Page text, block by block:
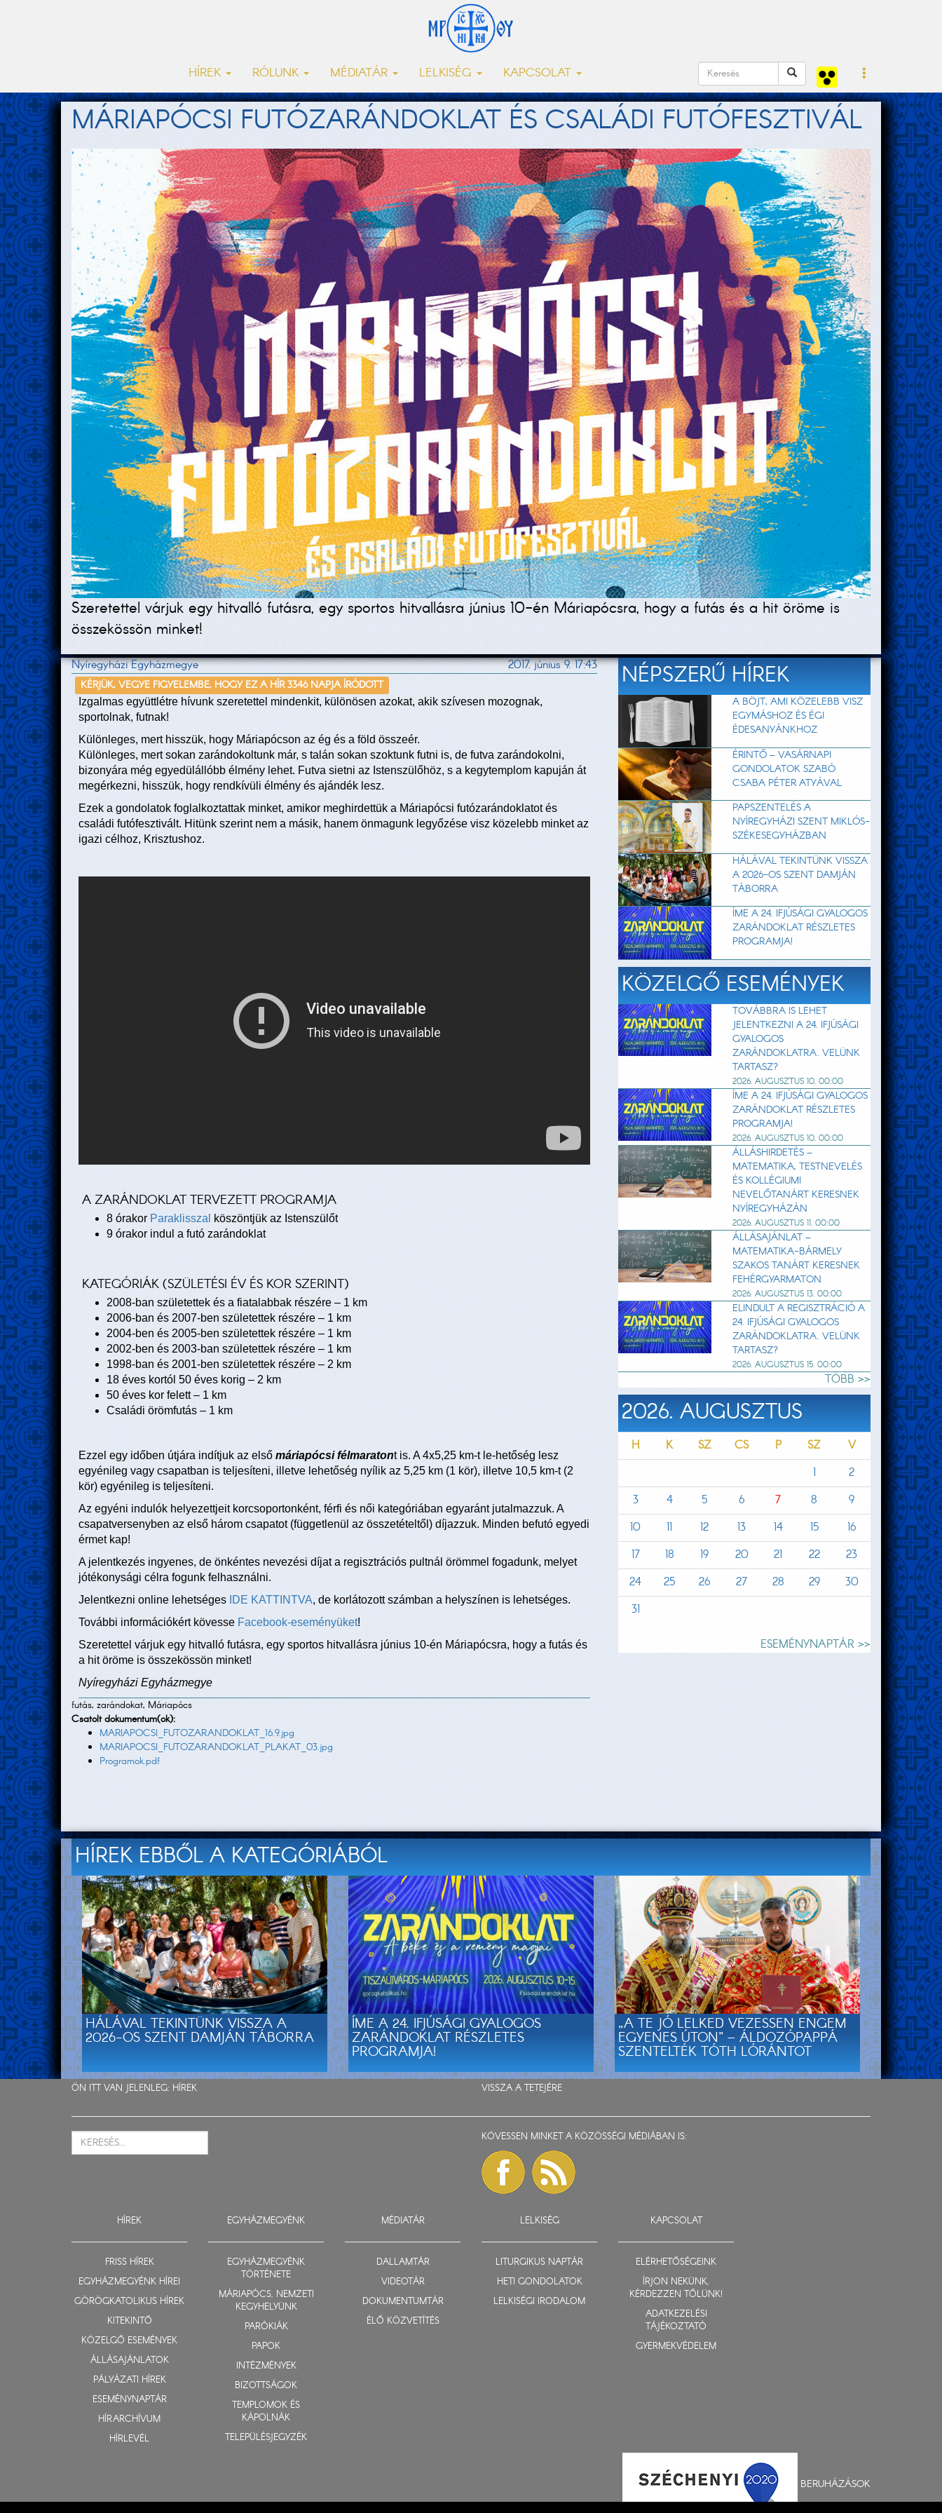
HÍREK RÓLUNK MÉDIATÁR LELKISÉG KAPCSOLAT
MÁRIAPÓCSI FUTÓZARÁNDOKLAT ÉS CSALÁDI FUTÓFESZTIVÁL
Szeretettel várjuk egy hitvalló futásra, egy sportos hitvallásra június 10-én Máriapócsra, hogy a futás és a hit öröme is
összekössön minket!
Nyíregyházi Egyházmegye 2017. június 9. 17:43
KÉRJÜK, VEGYE FIGYELEMBE, HOGY EZ A HÍR 3346 NAPJA ÍRÓDOTT
Izgalmas együttlétre hívunk szeretettel mindenkit, különösen azokat, akik szívesen mozognak,
sportolnak, futnak!
Különleges, mert hisszük, hogy Máriapócson az ég és a föld összeér.
Különleges, mert sokan zarándokoltunk már, s talán sokan szoktunk futni is, de futva zarándokolni,
bizonyára még egyedülállóbb élmény lehet. Futva sietni az Istenszülőhöz, s a kegytemplom kapuján át
megérkezni, hisszük, hogy rendkívüli élmény és ajándék lesz.
Ezek a gondolatok foglalkoztattak minket, amikor meghirdettük a Máriapócsi futózarándoklatot és
családi futófesztivált. Hitünk szerint nem a másik, hanem önmagunk legyőzése visz közelebb minket az
igazi célhoz, Krisztushoz.
A ZARÁNDOKLAT TERVEZETT PROGRAMJA
8 órakor Paraklisszal
köszöntjük az Istenszülőt
9 órakor indul a futó zarándoklat
KATEGÓRIÁK (SZÜLETÉSI ÉV ÉS KOR SZERINT)
2008-ban születettek és a fiatalabbak részére – 1 km
2006-ban és 2007-ben születettek részére – 1 km
2004-ben és 2005-ben születettek részére – 1 km
2002-ben és 2003-ban születettek részére – 1 km
1998-ban és 2001-ben születettek részére – 2 km
18 éves kortól 50 éves korig – 2 km
50 éves kor felett – 1 km
Családi örömfutás – 1 km
Ezzel egy időben útjára indítjuk az első máriapócsi félmaratont is. A 4x5,25 km-t le-hetőség lesz
egyénileg vagy csapatban is teljesíteni, illetve lehetőség nyílik az 5,25 km (1 kör), illetve 10,5 km-t (2
kör) egyénileg is teljesíteni.
Az egyéni indulók helyezettjeit korcsoportonként, férfi és női kategóriában egyaránt jutalmazzuk. A
csapatversenyben az első három csapatot (függetlenül az összetételtől) díjazzuk. Minden befutó egyedi
érmet kap!
A jelentkezés ingyenes, de önkéntes nevezési díjat a regisztrációs pultnál örömmel fogadunk, melyet
jótékonysági célra fogunk felhasználni.
Jelentkezni online lehetséges IDE KATTINTVA, de korlátozott számban a helyszínen is lehetséges.
További információkért kövesse Facebook-eseményüket!
Szeretettel várjuk egy hitvalló futásra, egy sportos hitvallásra június 10-én Máriapócsra, hogy a futás és
a hit öröme is összekössön minket!
Nyíregyházi Egyházmegye
futás, zarándokat, Máriapócs
Csatolt dokumentum(ok):
MARIAPOCSI_FUTOZARANDOKLAT_16.9.jpg
MARIAPOCSI_FUTOZARANDOKLAT_PLAKAT_03.jpg
Programok.pdf
NÉPSZERŰ HÍREK
A BÖJT, AMI KÖZELEBB VISZ
EGYMÁSHOZ ÉS ÉGI
ÉDESANYÁNKHOZ
ÉRINTŐ – VASÁRNAPI
GONDOLATOK SZABÓ
CSABA PÉTER ATYÁVAL
PAPSZENTELÉS A
NYÍREGYHÁZI SZENT MIKLÓS-
SZÉKESEGYHÁZBAN
HÁLÁVAL TEKINTÜNK VISSZA
A 2026-OS SZENT DAMJÁN
TÁBORRA
ÍME A 24. IFJÚSÁGI GYALOGOS
ZARÁNDOKLAT RÉSZLETES
PROGRAMJA!
KÖZELGŐ ESEMÉNYEK
TOVÁBBRA IS LEHET
JELENTKEZNI A 24. IFJÚSÁGI
GYALOGOS
ZARÁNDOKLATRA. VELÜNK
TARTASZ?
2026. AUGUSZTUS 10. 00:00
ÍME A 24. IFJÚSÁGI GYALOGOS
ZARÁNDOKLAT RÉSZLETES
PROGRAMJA!
2026. AUGUSZTUS 10. 00:00
ÁLLÁSHIRDETÉS –
MATEMATIKA, TESTNEVELÉS
ÉS KOLLÉGIUMI
NEVELŐTANÁRT KERESNEK
NYÍREGYHÁZÁN
2026. AUGUSZTUS 11. 00:00
ÁLLÁSAJÁNLAT –
MATEMATIKA-BÁRMELY
SZAKOS TANÁRT KERESNEK
FEHÉRGYARMATON
2026. AUGUSZTUS 13. 00:00
ELINDULT A REGISZTRÁCIÓ A
24. IFJÚSÁGI GYALOGOS
ZARÁNDOKLATRA. VELÜNK
TARTASZ?
2026. AUGUSZTUS 15. 00:00
TÖBB >>
2026. AUGUSZTUS
H K SZ CS P SZ
V
1
2
3
4 5 6 7 8
9
10
11 12 13 14 15
16
17
18 19 20 21 22
23
24
25 26 27 28 29
30
31
ESEMÉNYNAPTÁR >>
HÍREK EBBŐL A KATEGÓRIÁBÓL
HÁLÁVAL TEKINTÜNK VISSZA A
2026-OS SZENT DAMJÁN TÁBORRA
ÍME A 24. IFJÚSÁGI GYALOGOS
ZARÁNDOKLAT RÉSZLETES
PROGRAMJA!
„A TE JÓ LELKED VEZESSEN ENGEM
EGYENES ÚTON” – ÁLDOZÓPAPPÁ
SZENTELTÉK TÓTH LÓRÁNTOT
ÖN ITT VAN JELENLEG: HÍREK VISSZA A TETEJÉRE
KÖVESSEN MINKET A KÖZÖSSÉGI MÉDIÁBAN IS:
HÍREK
FRISS HÍREK
EGYHÁZMEGYÉNK HÍREI
GÖRÖGKATOLIKUS HÍREK
KITEKINTŐ
KÖZELGŐ ESEMÉNYEK
ÁLLÁSAJÁNLATOK
PÁLYÁZATI HÍREK
ESEMÉNYNAPTÁR
HÍRARCHÍVUM
HÍRLEVÉL
EGYHÁZMEGYÉNK
EGYHÁZMEGYÉNK
TÖRTÉNETE
MÁRIAPÓCS, NEMZETI
KEGYHELYÜNK
PARÓKIÁK
PAPOK
INTÉZMÉNYEK
BIZOTTSÁGOK
TEMPLOMOK ÉS
KÁPOLNÁK
TELEPÜLÉSJEGYZÉK
MÉDIATÁR
DALLAMTÁR
VIDEOTÁR
DOKUMENTUMTÁR
ÉLŐ KÖZVETÍTÉS
LELKISÉG
LITURGIKUS NAPTÁR
HETI GONDOLATOK
LELKISÉGI IRODALOM
KAPCSOLAT
ELÉRHETŐSÉGEINK
ÍRJON NEKÜNK,
KÉRDEZZEN TŐLÜNK!
ADATKEZELÉSI
TÁJÉKOZTATÓ
GYERMEKVÉDELEM
BERUHÁZÁSOK